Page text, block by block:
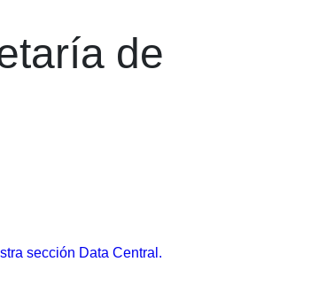
de
sección Data Central.